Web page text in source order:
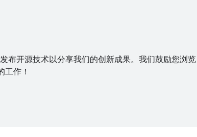
布开源技术以分享我们的创新成果。我们鼓励您浏览
作！